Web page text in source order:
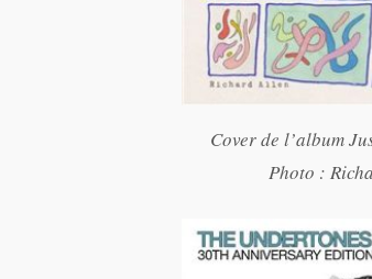
Cover de l’album
Photo :